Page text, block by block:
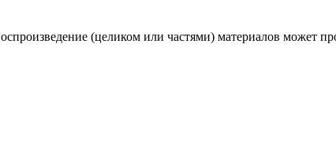
(целиком или частями) материалов может